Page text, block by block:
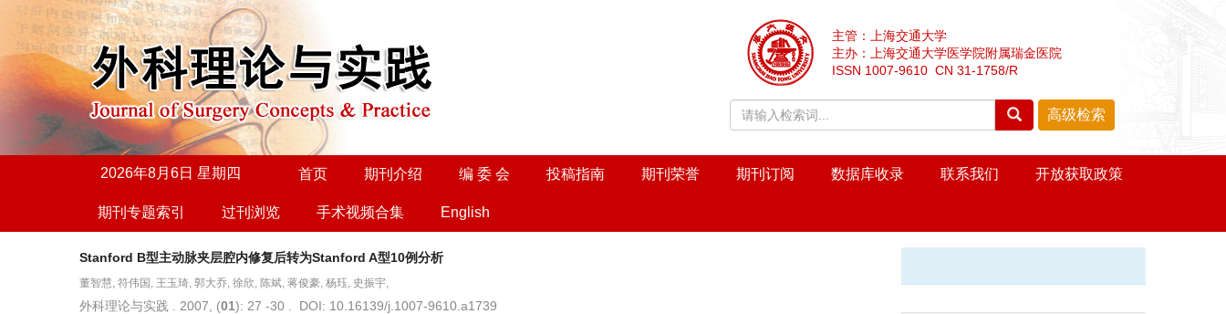
主管：上海交通大学
主办：上海交通大学医学院附属瑞金医院
ISSN 1007-9610 CN 31-1758/R
2026年8月6日 星期四 首页 期刊介绍 编 委 会 投稿指南 期刊荣誉 期刊订阅 数据库收录 联系我们 开放获取政策
期刊专题索引 过刊浏览 手术视频合集 English
Stanford B型主动脉夹层腔内修复后转为Stanford A型10例分析
董智慧, 符伟国, 王玉琦, 郭大乔, 徐欣, 陈斌, 蒋俊豪, 杨珏, 史振宇,
外科理论与实践 . 2007, (01): 27 -30 . DOI: 10.16139/j.1007-9610.a1739